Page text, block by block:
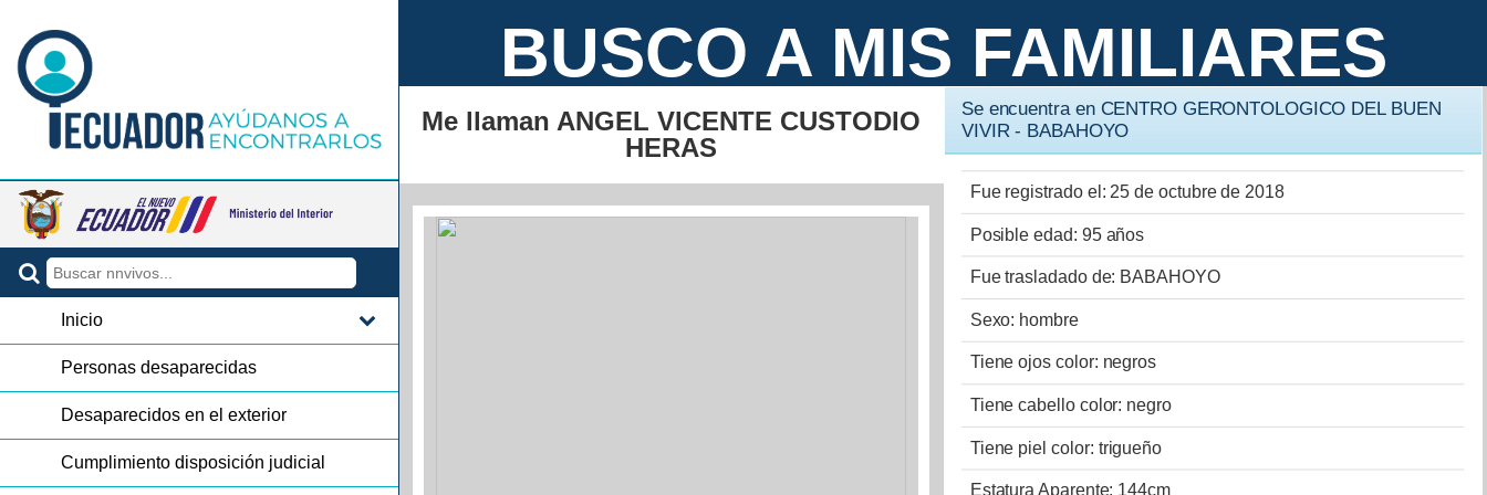
Inicio
Personas desaparecidas
Desaparecidos en el exterior
Cumplimiento disposición judicial
BUSCO A MIS FAMILIARES
Me llaman ANGEL VICENTE CUSTODIO
HERAS
Se encuentra en CENTRO GERONTOLOGICO DEL BUEN
VIVIR - BABAHOYO
Fue registrado el: 25 de octubre de 2018
Posible edad: 95 años
Fue trasladado de: BABAHOYO
Sexo: hombre
Tiene ojos color: negros
Tiene cabello color: negro
Tiene piel color: trigueño
Estatura Aparente: 144cm